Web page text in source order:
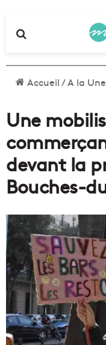
Accueil/A la Une
Une
devant la
Bouches-